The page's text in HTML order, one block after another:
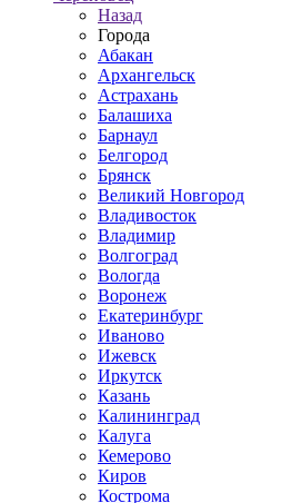
Назад
Города
Абакан
Архангельск
Астрахань
Балашиха
Барнаул
Белгород
Брянск
Великий Новгород
Владивосток
Владимир
Волгоград
Вологда
Воронеж
Екатеринбург
Иваново
Ижевск
Иркутск
Казань
Калининград
Калуга
Кемерово
Киров
Кострома